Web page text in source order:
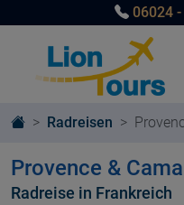
06024
Radreisen
Provence &
Radreise in Frankreich